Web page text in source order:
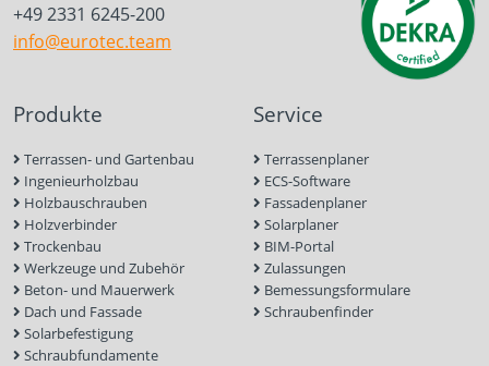
+49 2331 6245-200
info@eurotec.team
Produkte
Terrassen- und Gartenbau
Ingenieurholzbau
Holzbauschrauben
Holzverbinder
Trockenbau
Werkzeuge und Zubehör
Beton- und Mauerwerk
Dach und Fassade
Solarbefestigung
Schraubfundamente
Service
Terrassenplaner
ECS-Software
Fassadenplaner
Solarplaner
BIM-Portal
Zulassungen
Bemessungsformulare
Schraubenfinder